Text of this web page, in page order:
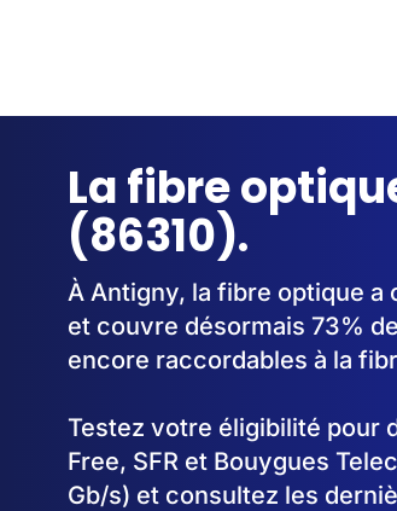
La fibre
(86310).
À Antigny, la fibre optique
et couvre désormais 73%
encore raccordables à la
Testez votre éligibilité pour
Free, SFR et Bouygues
Gb/s) et consultez les